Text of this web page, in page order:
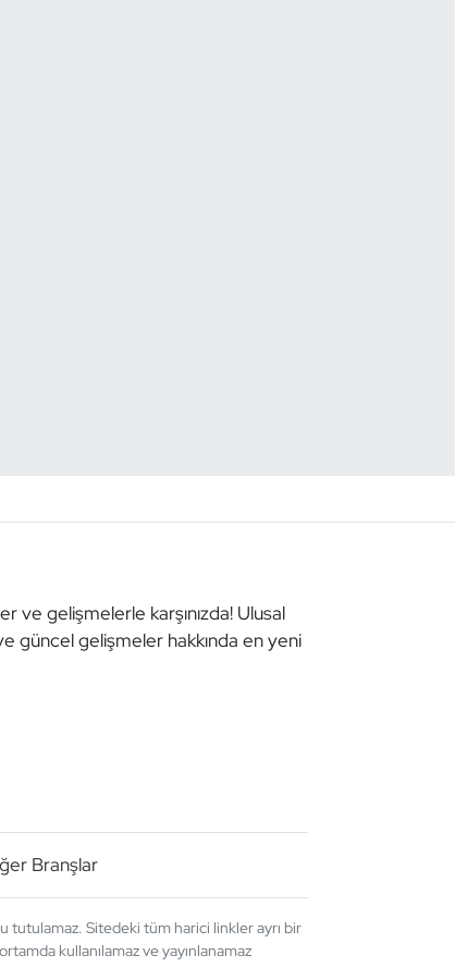
ve gelişmelerle karşınızda! Ulusal
güncel gelişmeler hakkında en yeni
Branşlar
tutulamaz. Sitedeki tüm harici linkler ayrı bir
kullanılamaz ve yayınlanamaz